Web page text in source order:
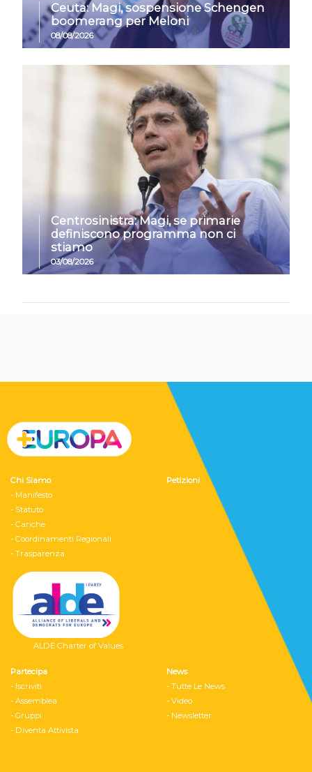
Ceuta: Magi, sospensione Schengen
boomerang per Meloni
08/08/2026
Centrosinistra: Magi, se primarie
definiscono programma non ci
stiamo
03/08/2026
Chi Siamo
- Manifesto
- Statuto
- Cariche
- Coordinamenti Regionali
- Trasparenza
ALDE Charter of Values
Petizioni
Partecipa
- Iscriviti
- Assemblea
- Gruppi
- Diventa Attivista
News
- Tutte Le News
- Video
- Newsletter